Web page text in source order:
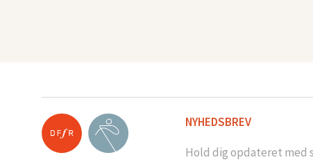
NYHEDSBREV
Hold dig opdateret med